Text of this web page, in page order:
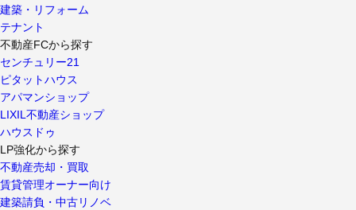
建築・リフォーム
テナント
不動産FCから探す
センチュリー21
ピタットハウス
アパマンショップ
LIXIL不動産ショップ
ハウスドゥ
LP強化から探す
不動産売却・買取
賃貸管理オーナー向け
建築請負・中古リノベ